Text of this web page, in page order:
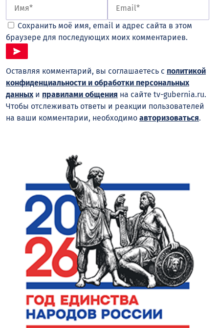
Сохранить моё имя, email и адрес сайта в этом
браузере для последующих моих комментариев.
Оставляя комментарий, вы соглашаетесь с политикой
конфиденциальности и обработки персональных
данныхи правилами общения на сайте tv-gubernia.ru.
Чтобы отслеживать ответы и реакции пользователей
на ваши комментарии, необходимо авторизоваться.